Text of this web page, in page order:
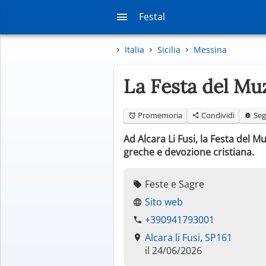
Festal
Italia Sicilia Messina
La Festa del
Promemoria Condividi
Ad Alcara Li Fusi, la Festa del
greche e devozione cristiana.
Feste e Sagre
Sito web
+390941793001
Alcara li Fusi, SP161
il 24/06/2026